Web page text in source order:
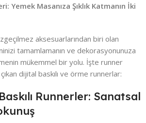
Yemek Masanıza Şıklık Katmanın İki
aksesuarlarından biri olan
tamamlamanın ve dekorasyonunuza
mükemmel bir yolu. İşte runner
dijital baskılı ve örme runnerlar:
Runnerler: Sanatsal